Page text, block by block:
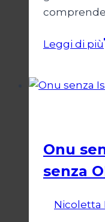
Leggi di più
Onu
senza
Nicoletta